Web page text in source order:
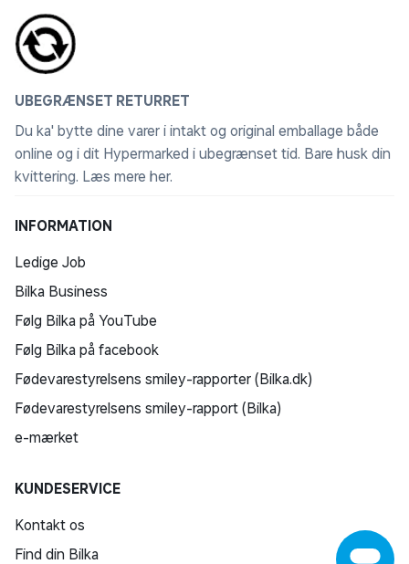
UBEGRÆNSET RETURRET
Du ka' bytte dine varer i intakt og original emballage både
online og i dit Hypermarked i ubegrænset tid. Bare husk din
kvittering. Læs mere her.
INFORMATION
Ledige Job
Bilka Business
Følg Bilka på YouTube
Følg Bilka på facebook
Fødevarestyrelsens smiley-rapporter (Bilka.dk)
Fødevarestyrelsens smiley-rapport (Bilka)
e-mærket
KUNDESERVICE
Kontakt os
Find din Bilka